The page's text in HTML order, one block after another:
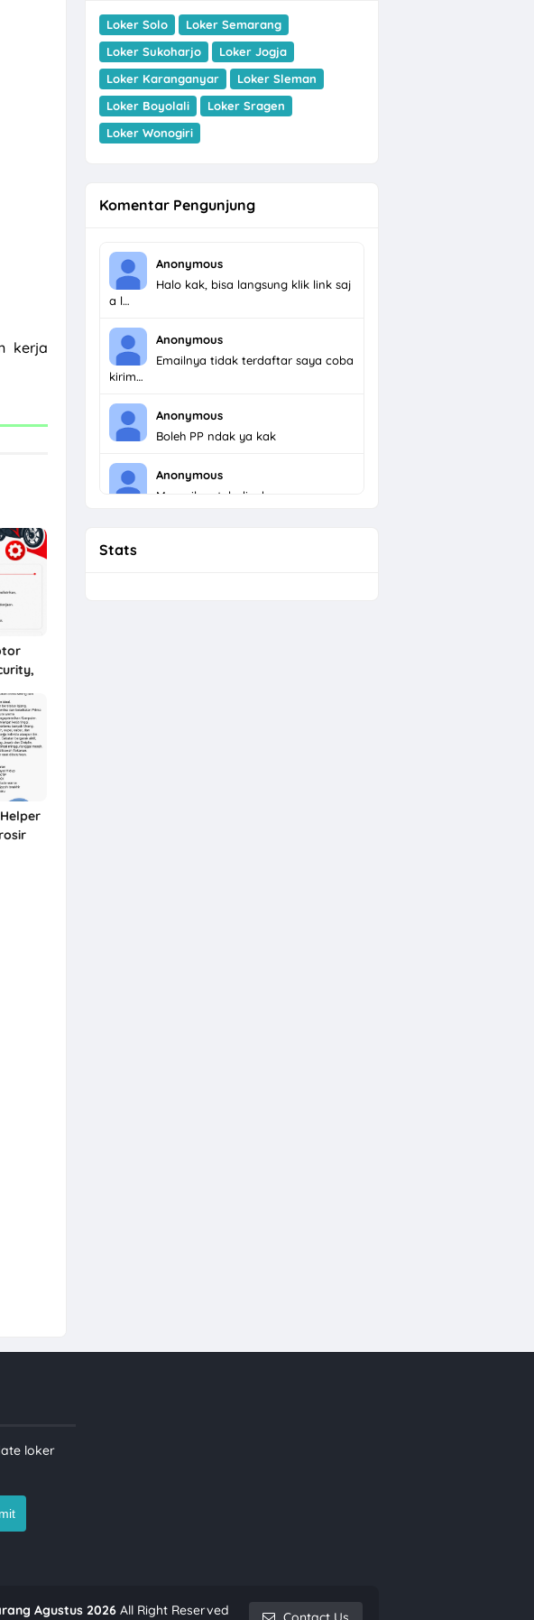
kerja
Loker Solo
Loker Semarang
Loker Sukoharjo
Loker Jogja
Loker Karanganyar
Loker Sleman
Loker Boyolali
Loker Sragen
Loker Wonogiri
Komentar Pengunjung
Anonymous
Halo kak, bisa langsung klik link saj
a l…
Anonymous
Emailnya tidak terdaftar saya coba
kirim…
Anonymous
Boleh PP ndak ya kak
Anonymous
Menarik untuk dicoba
Stats
loker
Agustus 2026 All Right Reserved